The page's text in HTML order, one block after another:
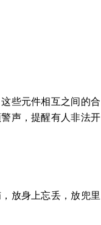
些元件相互之间的合
声，提醒有人非法开
放身上忘丢，放兜里